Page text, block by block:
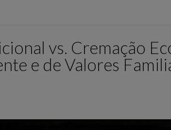
vs. Cremação
e de Valores